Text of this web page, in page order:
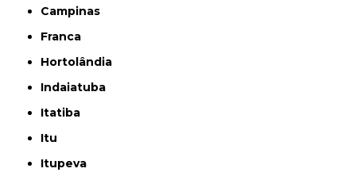
Campinas
Franca
Hortolândia
Indaiatuba
Itatiba
Itu
Itupeva